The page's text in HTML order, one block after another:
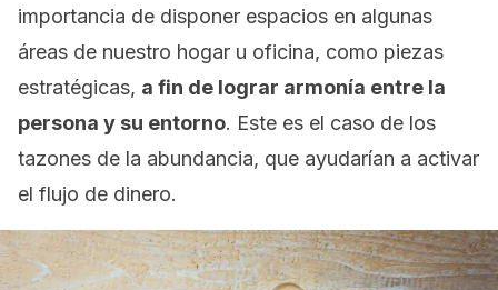
importancia de disponer espacios en algunas
áreas de nuestro hogar u oficina, como piezas
estratégicas, a fin de lograr armonía entre la
persona y su entorno. Este es el caso de los
tazones de la abundancia, que ayudarían a activar
el flujo de dinero.